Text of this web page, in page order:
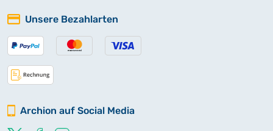
Unsere Bezahlarten
Archion auf Social Media